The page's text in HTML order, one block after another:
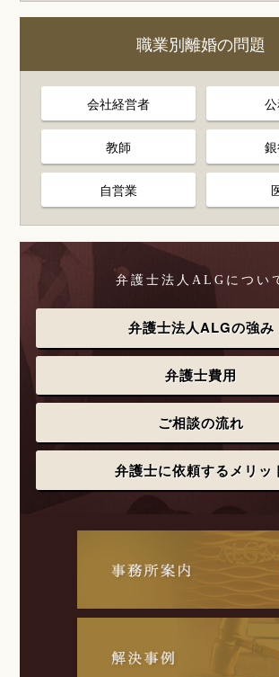
職業別離婚の問題
会社経営者
教師
自営業
弁護士法人ALGについ
弁護士法人ALGの強み
弁護士費用
ご相談の流れ
弁護士に依頼するメリッ